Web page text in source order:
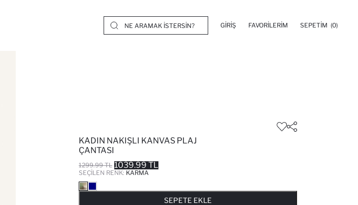
GIRIŞ FAVORILERIM SEPETIM (0)
KADIN NAKIŞLI KANVAS PLAJ
ÇANTASI
1299.99 TL 1039.99 TL
SEÇILEN RENK: KARMA
SEPETE EKLE